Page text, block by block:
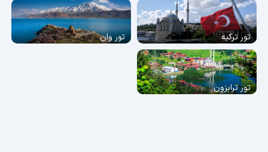
تور ترکیه تور وان
تور ترابزون